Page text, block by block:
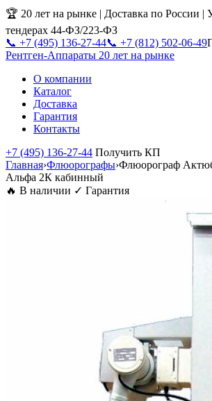
🏆 20 лет на рынке | Доставка по России |
тендерах 44-ФЗ/223-ФЗ
📞 +7 (495) 136-27-44📞 +7 (812) 502-06-49
Рентген-Аппараты 20 лет на рынке
О компании
Каталог
Доставка
Гарантия
Контакты
+7 (495) 136-27-44 Получить КП
Главная›Флюорографы›Флюорограф
Альфа 2К кабинный
🔥 В наличии ✓ Гарантия